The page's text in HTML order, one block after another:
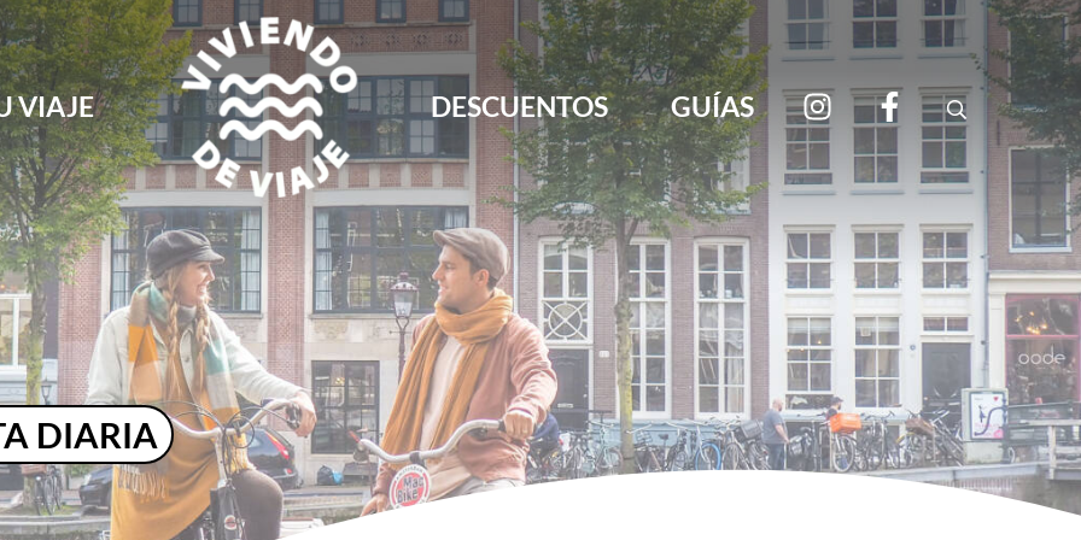
VIAJE
Viviendo de Viaje
Blog de viajes, rutas, guías y consejos para viajar por libre
DESCUENTOS GUÍAS Search
DIARIA